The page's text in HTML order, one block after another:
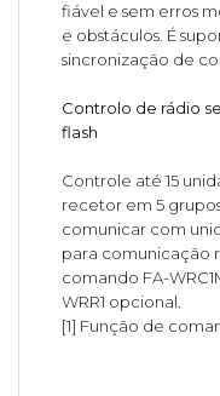
fiável e sem erros
e obstáculos. É
sincronização de
Controlo de rádio
flash
Controle até 15
recetor em 5
comunicar com
para comunicação
comando FA-
WRR1 opcional.
[1] Função de